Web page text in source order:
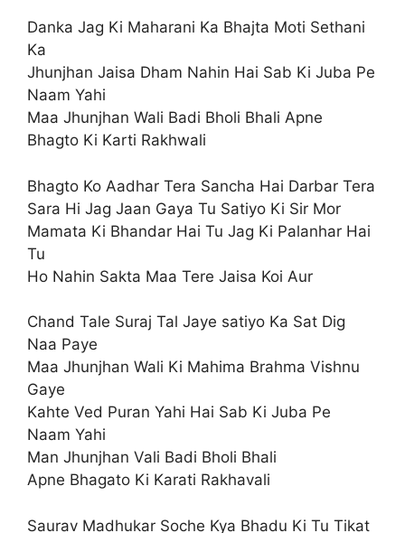
Danka Jag Ki Maharani Ka Bhajta Moti Sethani
Ka
Jhunjhan Jaisa Dham Nahin Hai Sab Ki Juba Pe
Naam Yahi
Maa Jhunjhan Wali Badi Bholi Bhali Apne
Bhagto Ki Karti Rakhwali
Bhagto Ko Aadhar Tera Sancha Hai Darbar Tera
Sara Hi Jag Jaan Gaya Tu Satiyo Ki Sir Mor
Mamata Ki Bhandar Hai Tu Jag Ki Palanhar Hai
Tu
Ho Nahin Sakta Maa Tere Jaisa Koi Aur
Chand Tale Suraj Tal Jaye satiyo Ka Sat Dig
Naa Paye
Maa Jhunjhan Wali Ki Mahima Brahma Vishnu
Gaye
Kahte Ved Puran Yahi Hai Sab Ki Juba Pe
Naam Yahi
Man Jhunjhan Vali Badi Bholi Bhali
Apne Bhagato Ki Karati Rakhavali
Saurav Madhukar Soche Kya Bhadu Ki Tu Tikat